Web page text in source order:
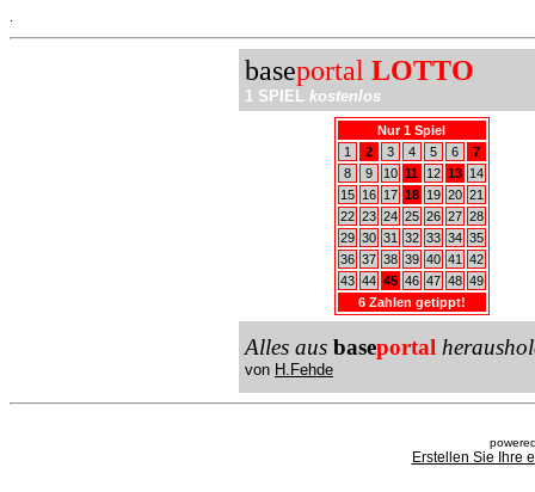
baseportal LOTTO
1 SPIEL kostenlos
Nur 1 Spiel
1
2 3 4 5 6
7
8
9 10 11 12 13
14
15
16 17 18 19 20 21
22 23 24 25 26 27 28
29 30 31 32 33 34 35
36 37 38 39 40 41
42
43 44 45 46 47 48 49
6 Zahlen getippt!
Alles aus baseportal
von H.Fehde
Erstellen Sie Ihre